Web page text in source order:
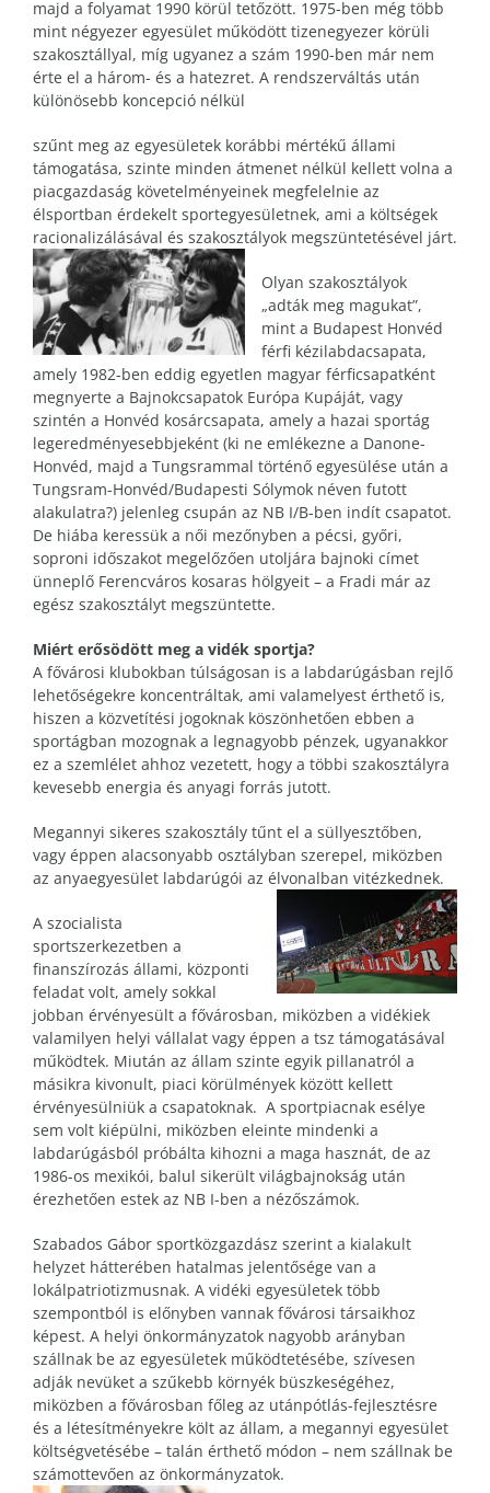
majd a folyamat 1990 körül tetőzött. 1975-ben még több
mint négyezer egyesület működött tizenegyezer körüli
szakosztállyal, míg ugyanez a szám 1990-ben már nem
érte el a három- és a hatezret. A rendszerváltás után
különösebb koncepció nélkül
szűnt meg az egyesületek korábbi mértékű állami
támogatása, szinte minden átmenet nélkül kellett volna a
piacgazdaság követelményeinek megfelelnie az
élsportban érdekelt sportegyesületnek, ami a költségek
racionalizálásával és szakosztályok megszüntetésével járt.
Olyan szakosztályok
„adták meg magukat”,
mint a Budapest Honvéd
férfi kézilabdacsapata,
amely 1982-ben eddig egyetlen magyar férficsapatként
megnyerte a Bajnokcsapatok Európa Kupáját, vagy
szintén a Honvéd kosárcsapata, amely a hazai sportág
legeredményesebbjeként (ki ne emlékezne a Danone-
Honvéd, majd a Tungsrammal történő egyesülése után a
Tungsram-Honvéd/Budapesti Sólymok néven futott
alakulatra?) jelenleg csupán az NB I/B-ben indít csapatot.
De hiába keressük a női mezőnyben a pécsi, győri,
soproni időszakot megelőzően utoljára bajnoki címet
ünneplő Ferencváros kosaras hölgyeit – a Fradi már az
egész szakosztályt megszüntette.
Miért erősödött meg a vidék sportja?
A fővárosi klubokban túlságosan is a labdarúgásban rejlő
lehetőségekre koncentráltak, ami valamelyest érthető is,
hiszen a közvetítési jogoknak köszönhetően ebben a
sportágban mozognak a legnagyobb pénzek, ugyanakkor
ez a szemlélet ahhoz vezetett, hogy a többi szakosztályra
kevesebb energia és anyagi forrás jutott.
Megannyi sikeres szakosztály tűnt el a süllyesztőben,
vagy éppen alacsonyabb osztályban szerepel, miközben
az anyaegyesület labdarúgói az élvonalban vitézkednek.
A szocialista
sportszerkezetben a
finanszírozás állami, központi
feladat volt, amely sokkal
jobban érvényesült a fővárosban, miközben a vidékiek
valamilyen helyi vállalat vagy éppen a tsz támogatásával
működtek. Miután az állam szinte egyik pillanatról a
másikra kivonult, piaci körülmények között kellett
érvényesülniük a csapatoknak. A sportpiacnak esélye
sem volt kiépülni, miközben eleinte mindenki a
labdarúgásból próbálta kihozni a maga hasznát, de az
1986-os mexikói, balul sikerült világbajnokság után
érezhetően estek az NB I-ben a nézőszámok.
Szabados Gábor sportközgazdász szerint a kialakult
helyzet hátterében hatalmas jelentősége van a
lokálpatriotizmusnak. A vidéki egyesületek több
szempontból is előnyben vannak fővárosi társaikhoz
képest. A helyi önkormányzatok nagyobb arányban
szállnak be az egyesületek működtetésébe, szívesen
adják nevüket a szűkebb környék büszkeségéhez,
miközben a fővárosban főleg az utánpótlás-fejlesztésre
és a létesítményekre költ az állam, a megannyi egyesület
költségvetésébe – talán érthető módon – nem szállnak be
számottevően az önkormányzatok.